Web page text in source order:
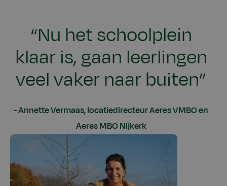
“Nu het schoolplein
klaar is, gaan leerlingen
veel vaker naar buiten”
Annette Vermaas, locatiedirecteur Aeres VMBO en
Aeres MBO Nijkerk